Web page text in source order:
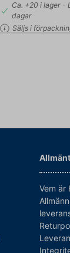
Ca. +20 i lager-
dagar
Säljs i
Allmänt
Vem är